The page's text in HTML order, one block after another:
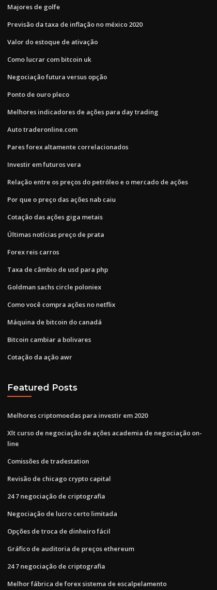
Majores de golfe
Previsão da taxa de inflação no méxico 2020
Valor do estoque de ativação
Como lucrar com bitcoin uk
Negociação futura versus opção
Ponto de ouro pleco
Melhores indicadores de ações para day trading
Auto traderonline.com
Pares forex altamente correlacionados
Investir em futuros vera
Relação entre os preços do petróleo e o mercado de ações
Por que o preço das ações nab caiu
Cotação das ações giga metais
Últimas notícias preço de prata
Forex reis carros
Taxa de câmbio de usd para php
Goldman sachs circle poloniex
Como você compra ações no netflix
Máquina de bitcoin do canadá
Bitcoin cambiar a bolivares
Cotação da ação awr
Featured Posts
Melhores criptomoedas para investir em 2020
Xlt curso de negociação de ações academia de negociação on-
line
Comissões de tradestation
Revisão de chicago crypto capital
24 7 negociação de criptografia
Negociação de lucro certo limitada
Opções de troca de dinheiro fácil
Gráfico de auditoria de preços ethereum
24 7 negociação de criptografia
Melhor fábrica de forex sistema de escalpelamento